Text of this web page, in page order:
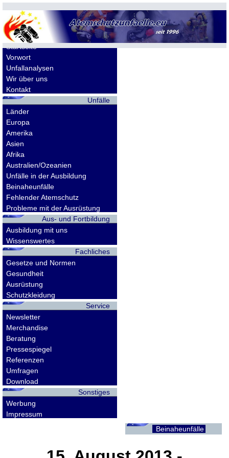
Allgemeines
Startseite
Vorwort
Unfallanalysen
Wir über uns
Kontakt
Unfälle
Länder
Europa
Amerika
Asien
Afrika
Australien/Ozeanien
Unfälle in der Ausbildung
Beinaheunfälle
Fehlender Atemschutz
Probleme mit der Ausrüstung
Aus- und Fortbildung
Ausbildung mit uns
Wissenswertes
Fachliches
Gesetze und Normen
Gesundheit
Ausrüstung
Schutzkleidung
Service
Newsletter
Merchandise
Beratung
Pressespiegel
Referenzen
Umfragen
Download
Sonstiges
Werbung
Impressum
Beinaheunfälle